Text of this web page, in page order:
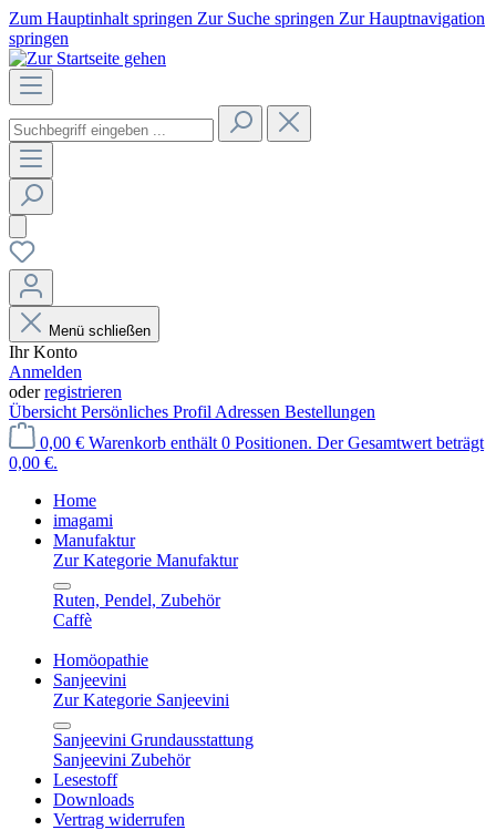
Zum Hauptinhalt springen Zur Suche springen Zur Hauptnavigation
springen
Menü schließen
Ihr Konto
Anmelden
oderregistrieren
Übersicht Persönliches Profil Adressen Bestellungen
0,00 € Warenkorb enthält 0 Positionen. Der Gesamtwert beträgt
0,00 €.
Home
imagami
Manufaktur
Zur Kategorie Manufaktur
Ruten, Pendel, Zubehör
Caffè
Homöopathie
Sanjeevini
Zur Kategorie Sanjeevini
Sanjeevini Grundausstattung
Sanjeevini Zubehör
Lesestoff
Downloads
Vertrag widerrufen